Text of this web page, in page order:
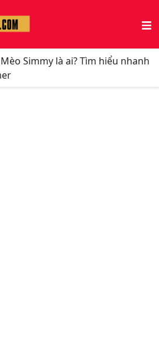
Mèo Simmy là ai? Tìm hiểu nhanh